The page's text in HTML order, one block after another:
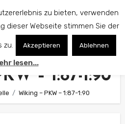
– 1:87-1:90
Wiking – PKW – 1:87-1:90
zu bieten, verwenden
dieser Webseite stimmen Sie der
zu. Akzeptieren Ablehnen
lesen...